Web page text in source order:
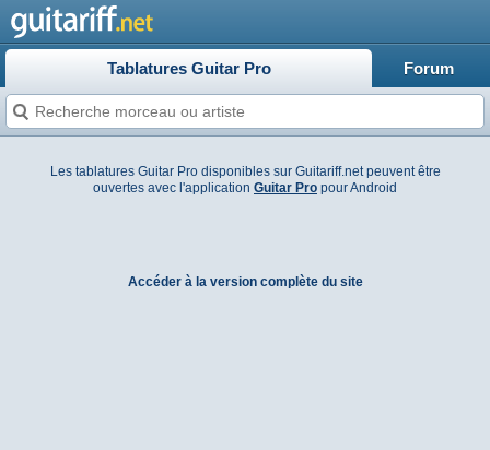
Tablatures Guitar Pro Forum
Les tablatures Guitar Pro disponibles sur Guitariff.net peuvent être
ouvertes avec l'application Guitar Pro pour Android
Accéder à la version complète du site